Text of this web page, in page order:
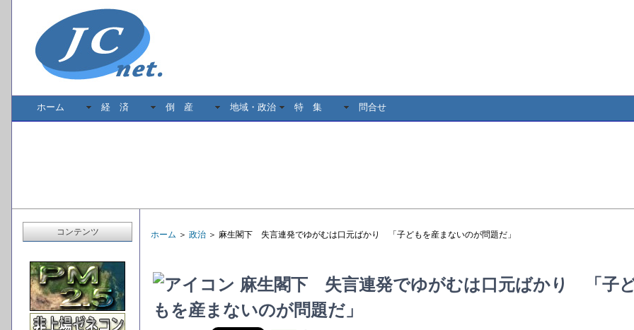
ホーム 経 済 倒 産 地域・政治 特 集 問合せ
コンテンツ ホーム ＞ 政治 ＞ 麻生閣下 失言連発でゆがむは口元ばかり 「子どもを産まないのが問題だ」
麻生閣下 失言連発でゆがむは口元ばかり 「子
もを産まないのが問題だ」